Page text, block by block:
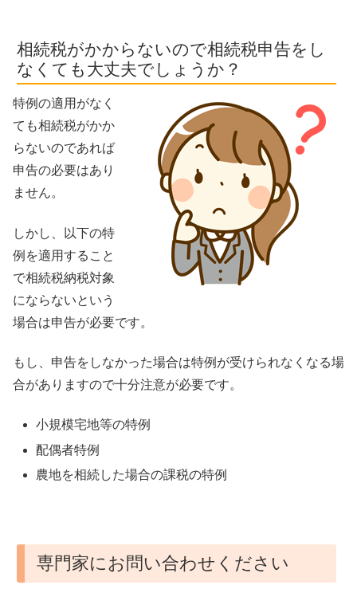
相続税がかからないので相続税申告をし
なくても大丈夫でしょうか？
特例の適用がなく
ても相続税がかか
らないのであれば
申告の必要はあり
ません。
しかし、以下の特
例を適用すること
で相続税納税対象
にならないという
場合は申告が必要です。
もし、申告をしなかった場合は特例が受けられなくなる場
合がありますので十分注意が必要です。
小規模宅地等の特例
配偶者特例
農地を相続した場合の課税の特例
専門家にお問い合わせください